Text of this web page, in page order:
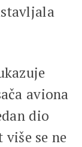
aviona
dio
se ne